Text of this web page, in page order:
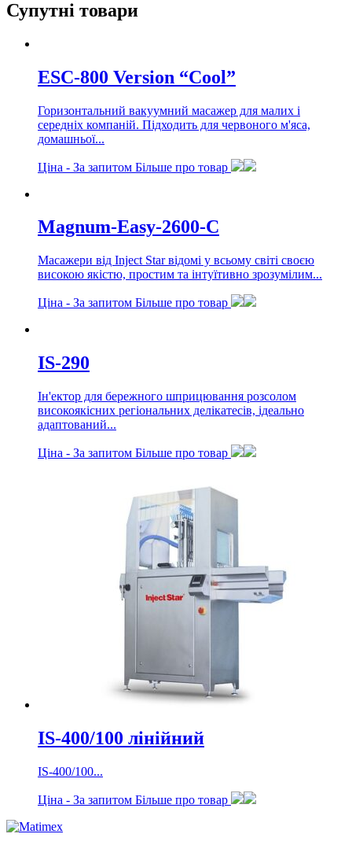
Супутні товари
ESC-800 Version “Cool”
Горизонтальний вакуумний масажер для малих і
середніх компаній. Підходить для червоного м'яса,
домашньої...
Ціна - За запитом Більше про товар
Magnum-Easy-2600-C
Масажери від Inject Star відомі у всьому світі своєю
високою якістю, простим та інтуїтивно зрозумілим...
Ціна - За запитом Більше про товар
IS-290
Ін'ектор для бережного шприцювання розсолом
високоякісних регіональних делікатесів, ідеально
адаптований...
Ціна - За запитом Більше про товар
IS-400/100 лінійний
IS-400/100...
Ціна - За запитом Більше про товар